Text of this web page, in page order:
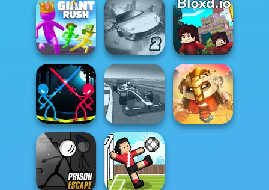
Giant Rush!
Ultimate Flying
Car 2
Bloxd.io
Stick Duel:
Medieval Wars
Grand Extreme
Racing